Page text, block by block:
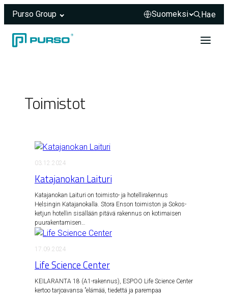
Purso Group
Hae
Hae
Toimistot
03.12.2024
Katajanokan Laituri
Katajanokan Laituri on toimisto- ja hotellirakennus
Helsingin Katajanokalla. Stora Enson toimiston ja Sokos-
ketjun hotellin sisällään pitävä rakennus on kotimaisen
puurakentamisen…
17.09.2024
Life Science Center
KEILARANTA 18 (A1-rakennus), ESPOO Life Science Center
kertoo tarjoavansa ”elämää, tiedettä ja parempaa